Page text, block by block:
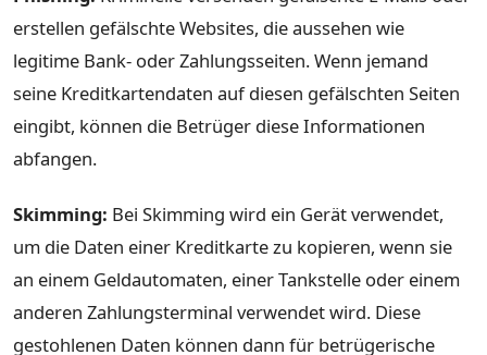
erstellen gefälschte Websites, die aussehen wie
legitime Bank- oder Zahlungsseiten. Wenn jemand
seine Kreditkartendaten auf diesen gefälschten Seiten
eingibt, können die Betrüger diese Informationen
abfangen.
Skimming: Bei Skimming wird ein Gerät verwendet,
um die Daten einer Kreditkarte zu kopieren, wenn sie
an einem Geldautomaten, einer Tankstelle oder einem
anderen Zahlungsterminal verwendet wird. Diese
gestohlenen Daten können dann für betrügerische